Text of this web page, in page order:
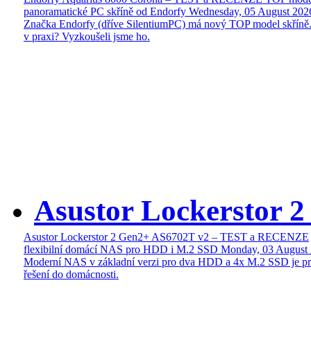
panoramatické PC skříně od Endorfy Wednesday, 05 August
Značka Endorfy (dříve SilentiumPC) má nový TOP model
v praxi? Vyzkoušeli jsme ho.
Asustor Lockerstor
Asustor Lockerstor 2 Gen2+ AS6702T v2 – TEST a RECENZE
flexibilní domácí NAS pro HDD i M.2 SSD Monday, 03 August
Moderní NAS v základní verzi pro dva HDD a 4x M.2 SSD je
řešení do domácnosti.